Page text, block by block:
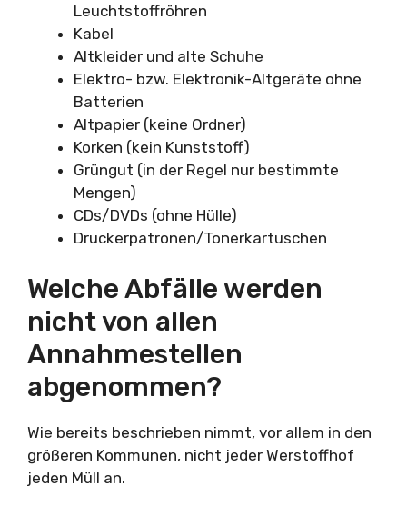
Leuchtstoffröhren
Kabel
Altkleider und alte Schuhe
Elektro- bzw. Elektronik-Altgeräte ohne
Batterien
Altpapier (keine Ordner)
Korken (kein Kunststoff)
Grüngut (in der Regel nur bestimmte
Mengen)
CDs/DVDs (ohne Hülle)
Druckerpatronen/Tonerkartuschen
Welche Abfälle werden
nicht von allen
Annahmestellen
abgenommen?
Wie bereits beschrieben nimmt, vor allem in den
größeren Kommunen, nicht jeder Werstoffhof
jeden Müll an.